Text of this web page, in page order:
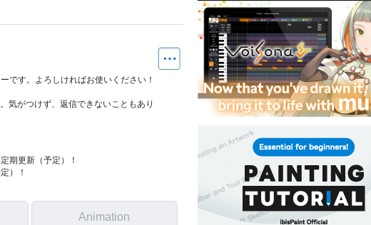
です。よろしければお使いください！
気がつけず、返信できないこともあり
期更新（予定）！
）！
Animation